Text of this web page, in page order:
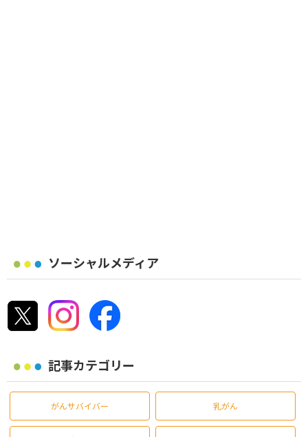
ソーシャルメディア
記事カテゴリー
がんサバイバー 乳がん